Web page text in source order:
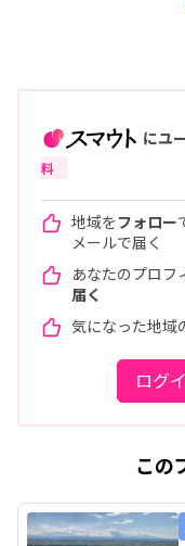
にユ
料
地域をフォロー
メールで届く
あなたのプロフ
届く
気になった地域
ログ
この